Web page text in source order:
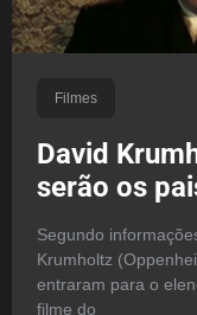
Filmes
David
serão os
Segundo
Krumholtz
entraram para o
filme do